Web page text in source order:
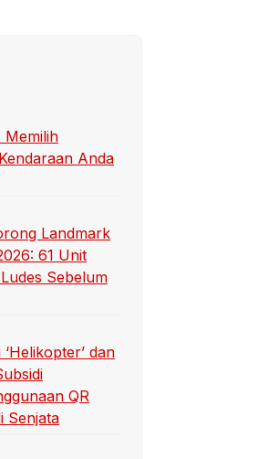
Memilih
Anda
Landmark
61 Unit
Sebelum
dan
QR
Senjata